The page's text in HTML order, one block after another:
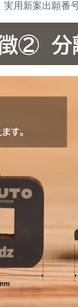
用新案出願番